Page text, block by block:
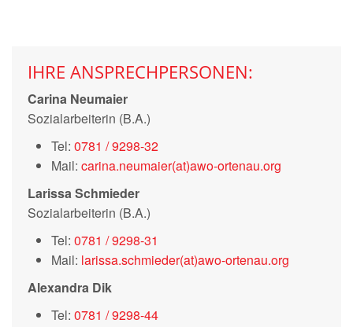
IHRE ANSPRECHPERSONEN:
Carina Neumaier
Sozialarbeiterin (B.A.)
Tel: 0781 / 9298-32
Mail: carina.neumaier(at)awo-ortenau.org
Larissa Schmieder
Sozialarbeiterin (B.A.)
Tel: 0781 / 9298-31
Mail: larissa.schmieder(at)awo-ortenau.org
Alexandra Dik
Tel: 0781 / 9298-44